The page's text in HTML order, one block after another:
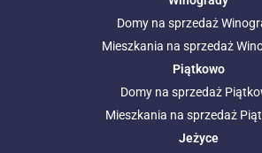
Domy na sprzedaż
Mieszkania na sprzedaż
Piątkowo
Domy na sprzedaż
Mieszkania na sprzedaż
Jeżyce